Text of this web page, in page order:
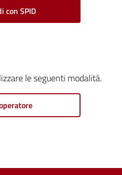
con SPID
le seguenti modalità.